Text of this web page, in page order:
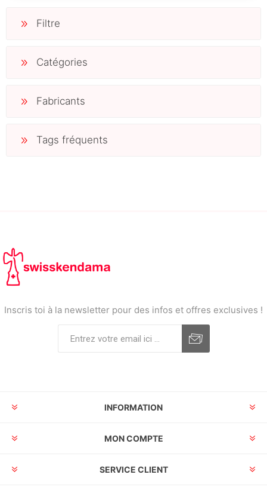
Filtre
Catégories
Fabricants
Tags fréquents
Inscris toi à la newsletter pour des infos et offres exclusives !
INFORMATION
MON COMPTE
SERVICE CLIENT